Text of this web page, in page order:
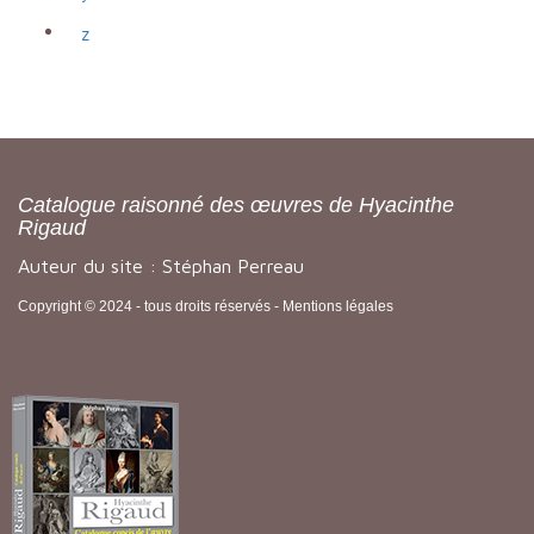
z
Catalogue raisonné des œuvres de Hyacinthe
Rigaud
Auteur du site : Stéphan Perreau
Copyright © 2024 - tous droits réservés - Mentions légales